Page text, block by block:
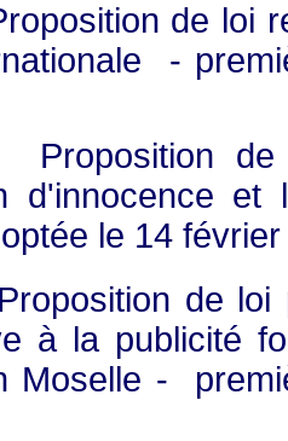
de loi
-
de
d'innocence
le 14
de loi
à la publicité
Moselle -